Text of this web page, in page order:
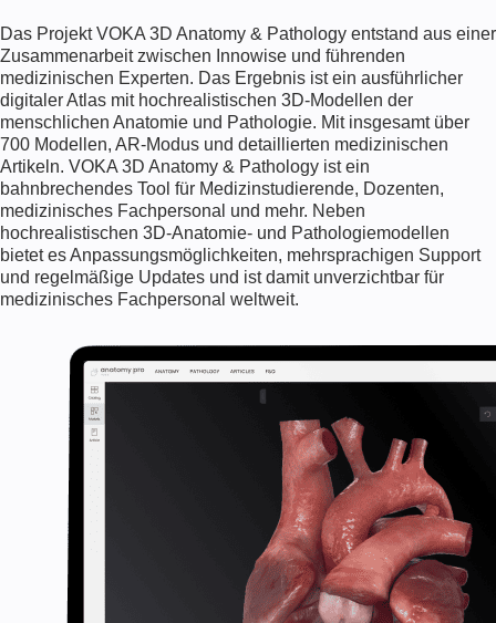
Das Projekt VOKA 3D Anatomy & Pathology entstand aus einer
Zusammenarbeit zwischen Innowise und führenden
medizinischen Experten. Das Ergebnis ist ein ausführlicher
digitaler Atlas mit hochrealistischen 3D-Modellen der
menschlichen Anatomie und Pathologie. Mit insgesamt über
700 Modellen, AR-Modus und detaillierten medizinischen
Artikeln. VOKA 3D Anatomy & Pathology ist ein
bahnbrechendes Tool für Medizinstudierende, Dozenten,
medizinisches Fachpersonal und mehr. Neben
hochrealistischen 3D-Anatomie- und Pathologiemodellen
bietet es Anpassungsmöglichkeiten, mehrsprachigen Support
und regelmäßige Updates und ist damit unverzichtbar für
medizinisches Fachpersonal weltweit.